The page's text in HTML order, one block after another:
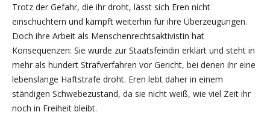
Trotz der Gefahr, die ihr droht, lässt sich Eren nicht
einschüchtern und kämpft weiterhin für ihre Überzeugungen.
Doch ihre Arbeit als Menschenrechtsaktivistin hat
Konsequenzen: Sie wurde zur Staatsfeindin erklärt und steht in
mehr als hundert Strafverfahren vor Gericht, bei denen ihr eine
lebenslange Haftstrafe droht. Eren lebt daher in einem
ständigen Schwebezustand, da sie nicht weiß, wie viel Zeit ihr
noch in Freiheit bleibt.